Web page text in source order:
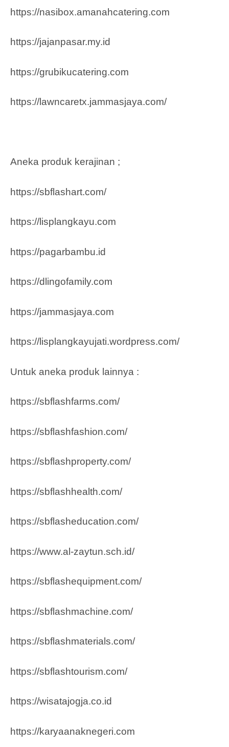
https://nasibox.amanahcatering.com
https://jajanpasar.my.id
https://grubikucatering.com
https://lawncaretx.jammasjaya.com/
Aneka produk kerajinan ;
https://sbflashart.com/
https://lisplangkayu.com
https://pagarbambu.id
https://dlingofamily.com
https://jammasjaya.com
https://lisplangkayujati.wordpress.com/
Untuk aneka produk lainnya :
https://sbflashfarms.com/
https://sbflashfashion.com/
https://sbflashproperty.com/
https://sbflashhealth.com/
https://sbflasheducation.com/
https://www.al-zaytun.sch.id/
https://sbflashequipment.com/
https://sbflashmachine.com/
https://sbflashmaterials.com/
https://sbflashtourism.com/
https://wisatajogja.co.id
https://karyaanaknegeri.com